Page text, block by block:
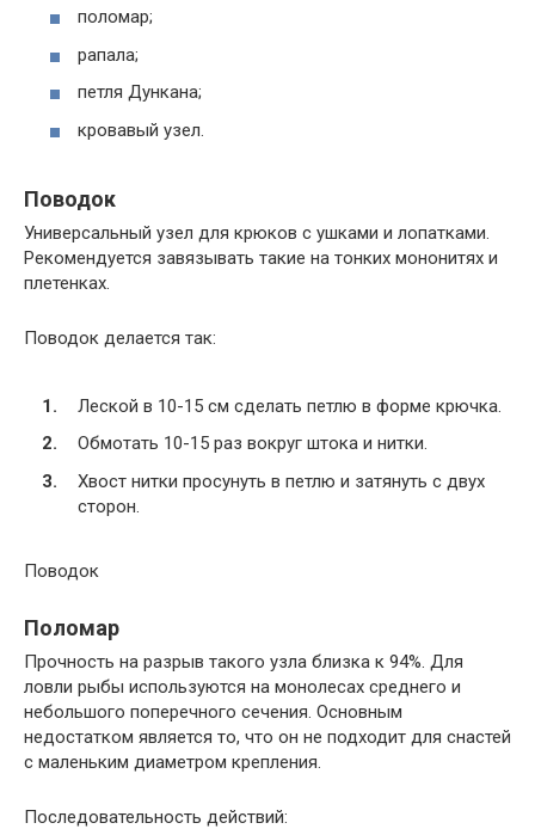
поломар;
рапала;
петля Дункана;
кровавый узел.
Поводок
Универсальный узел для крюков с ушками и лопатками.
Рекомендуется завязывать такие на тонких мононитях и
плетенках.
Поводок делается так:
Леской в 10-15 см сделать петлю в форме крючка.
Обмотать 10-15 раз вокруг штока и нитки.
Хвост нитки просунуть в петлю и затянуть с двух
сторон.
Поводок
Поломар
Прочность на разрыв такого узла близка к 94%. Для
ловли рыбы используются на монолесах среднего и
небольшого поперечного сечения. Основным
недостатком является то, что он не подходит для снастей
с маленьким диаметром крепления.
Последовательность действий: